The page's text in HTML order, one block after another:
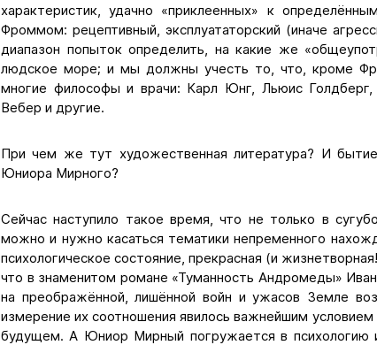
характеристик, удачно «приклеенных» к
Фроммом: рецептивный, эксплуататорский (иначе
диапазон попыток определить, на какие же
людское море; и мы должны учесть то, что, кроме
многие философы и врачи: Карл Юнг, Льюис
Вебер и другие.
При чем же тут художественная литература? И
Юниора Мирного?
Сейчас наступило такое время, что не только в
можно и нужно касаться тематики непременного
психологическое состояние, прекрасная (и
что в знаменитом романе «Туманность Андромеды»
на преображённой, лишённой войн и ужасов Земле
измерение их соотношения явилось важнейшим
будущем. А Юниор Мирный погружается в психологию